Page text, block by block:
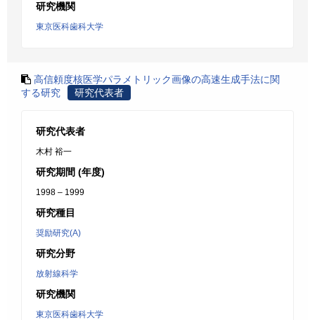
研究機関
東京医科歯科大学
高信頼度核医学パラメトリック画像の高速生成手法に関
する研究
研究代表者
研究代表者
木村 裕一
研究期間 (年度)
1998 – 1999
研究種目
奨励研究(A)
研究分野
放射線科学
研究機関
東京医科歯科大学